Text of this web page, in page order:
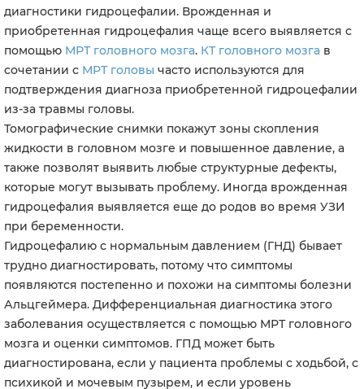
диагностики гидроцефалии. Врожденная и
приобретенная гидроцефалия чаще всего выявляется с
помощью МРТ головного мозга. КТ головного мозга в
сочетании с МРТ головы часто используются для
подтверждения диагноза приобретенной гидроцефалии
из-за травмы головы.
Томографические снимки покажут зоны скопления
жидкости в головном мозге и повышенное давление, а
также позволят выявить любые структурные дефекты,
которые могут вызывать проблему. Иногда врожденная
гидроцефалия выявляется еще до родов во время УЗИ
при беременности.
Гидроцефалию с нормальным давлением (ГНД) бывает
трудно диагностировать, потому что симптомы
появляются постепенно и похожи на симптомы болезни
Альцгеймера. Дифференциальная диагностика этого
заболевания осуществляется с помощью МРТ головного
мозга и оценки симптомов. ГПД может быть
диагностирована, если у пациента проблемы с ходьбой, с
психикой и мочевым пузырем, и если уровень